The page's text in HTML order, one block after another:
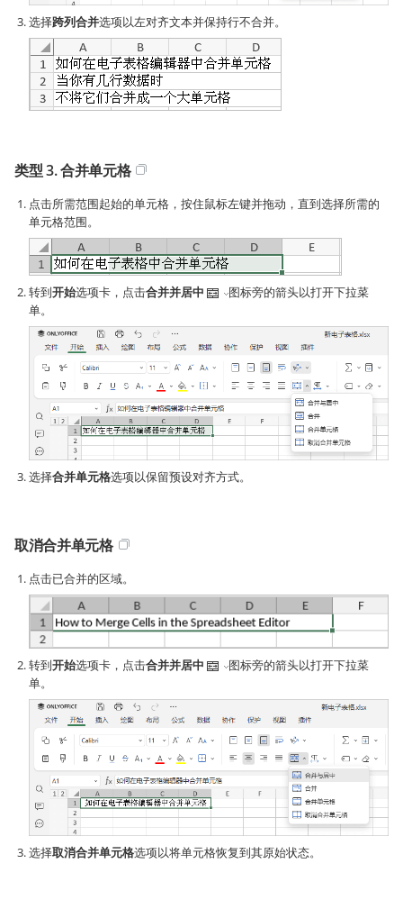
选择跨列合并选项以左对齐文本并保持行不合并。
类型 3. 合并单元格
点击所需范围起始的单元格，按住鼠标左键并拖动，直到选择所需的
单元格范围。
转到开始选项卡，点击合并并居中
图标旁的箭头以打开下拉菜
单。
选择合并单元格选项以保留预设对齐方式。
取消合并单元格
点击已合并的区域。
转到开始选项卡，点击合并并居中
图标旁的箭头以打开下拉菜
单。
选择取消合并单元格选项以将单元格恢复到其原始状态。